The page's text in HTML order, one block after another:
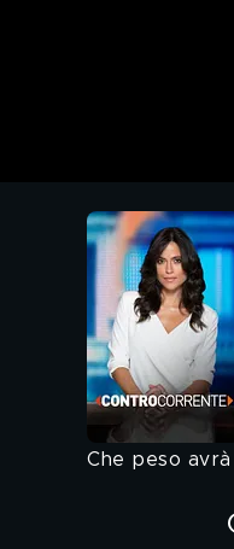
Che peso avrà